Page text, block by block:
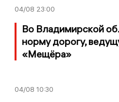
04/08 23:00
Во Владимирской
норму дорогу,
«Мещёра»
04/08 10:30